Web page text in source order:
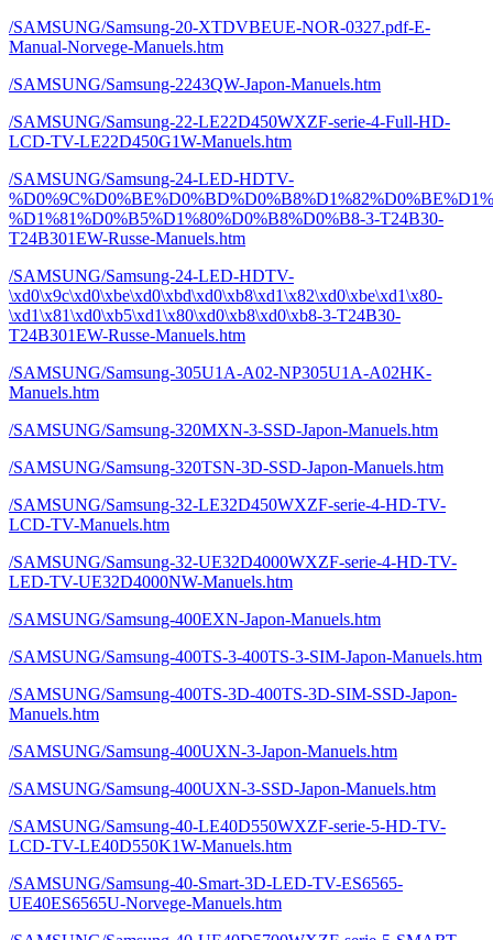
/SAMSUNG/Samsung-20-XTDVBEUE-NOR-0327.pdf-E-
Manual-Norvege-Manuels.htm
/SAMSUNG/Samsung-2243QW-Japon-Manuels.htm
/SAMSUNG/Samsung-22-LE22D450WXZF-serie-4-Full-HD-
LCD-TV-LE22D450G1W-Manuels.htm
/SAMSUNG/Samsung-24-LED-HDTV-
%D1%81%D0%B5%D1%80%D0%B8%D0%B8-3-T24B30-
T24B301EW-Russe-Manuels.htm
/SAMSUNG/Samsung-24-LED-HDTV-
\xd0\x9c\xd0\xbe\xd0\xbd\xd0\xb8\xd1\x82\xd0\xbe\xd1\x80-
\xd1\x81\xd0\xb5\xd1\x80\xd0\xb8\xd0\xb8-3-T24B30-
T24B301EW-Russe-Manuels.htm
/SAMSUNG/Samsung-305U1A-A02-NP305U1A-A02HK-
Manuels.htm
/SAMSUNG/Samsung-320MXN-3-SSD-Japon-Manuels.htm
/SAMSUNG/Samsung-320TSN-3D-SSD-Japon-Manuels.htm
/SAMSUNG/Samsung-32-LE32D450WXZF-serie-4-HD-TV-
LCD-TV-Manuels.htm
/SAMSUNG/Samsung-32-UE32D4000WXZF-serie-4-HD-TV-
LED-TV-UE32D4000NW-Manuels.htm
/SAMSUNG/Samsung-400EXN-Japon-Manuels.htm
/SAMSUNG/Samsung-400TS-3-400TS-3-SIM-Japon-Manuels.htm
/SAMSUNG/Samsung-400TS-3D-400TS-3D-SIM-SSD-Japon-
Manuels.htm
/SAMSUNG/Samsung-400UXN-3-Japon-Manuels.htm
/SAMSUNG/Samsung-400UXN-3-SSD-Japon-Manuels.htm
/SAMSUNG/Samsung-40-LE40D550WXZF-serie-5-HD-TV-
LCD-TV-LE40D550K1W-Manuels.htm
/SAMSUNG/Samsung-40-Smart-3D-LED-TV-ES6565-
UE40ES6565U-Norvege-Manuels.htm